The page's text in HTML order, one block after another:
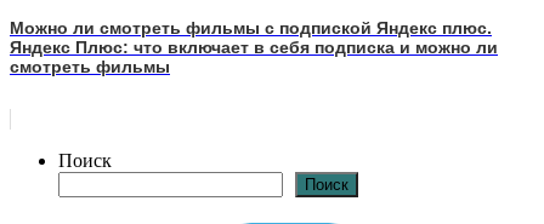
Можно ли смотреть фильмы с подпиской Яндекс плюс.
Яндекс Плюс: что включает в себя подписка и можно ли
смотреть фильмы
Поиск
Поиск